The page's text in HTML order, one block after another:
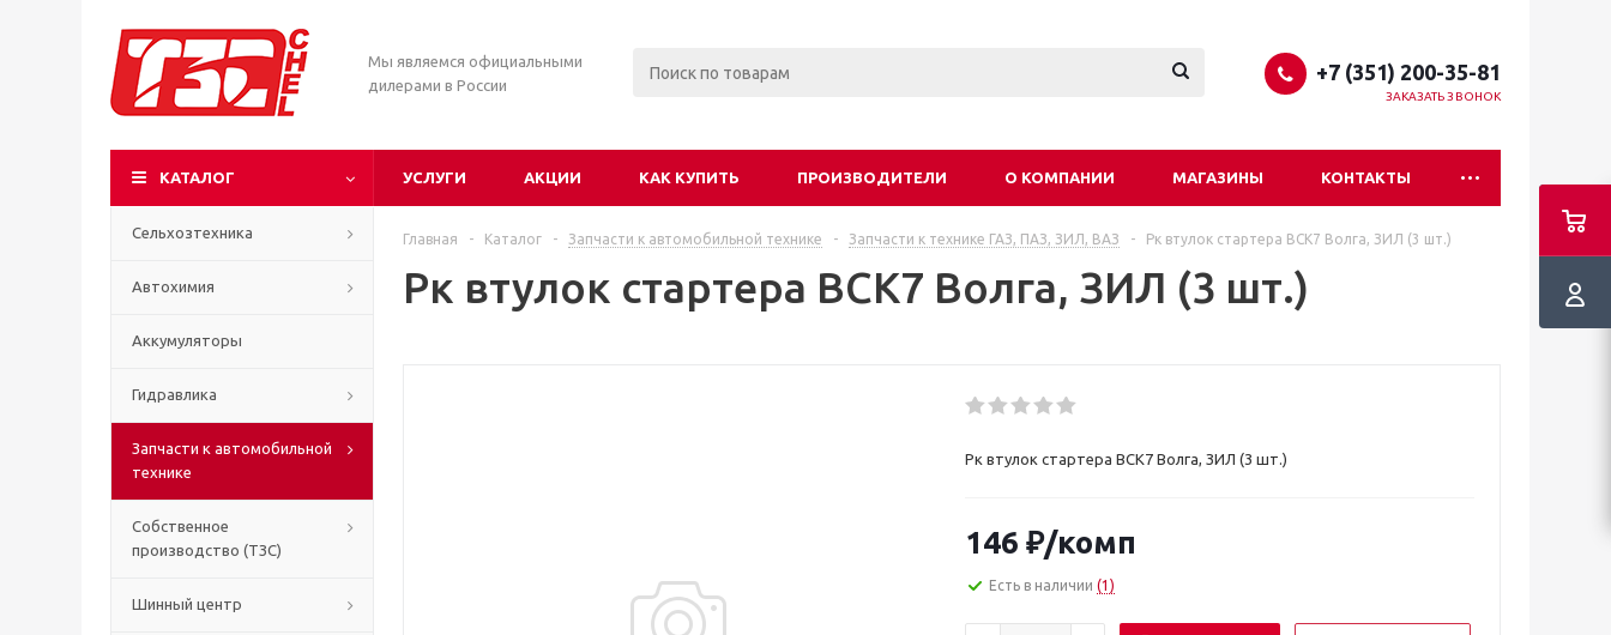
Мы являемся официальными
дилерами в России
+7 (351) 200-35-81
ЗАКАЗАТЬ ЗВОНОК
КАТАЛОГ УСЛУГИ АКЦИИ КАК КУПИТЬ ПРОИЗВОДИТЕЛИ О КОМПАНИИ МАГАЗИНЫ КОНТАКТЫ
Сельхозтехника
Автохимия
Аккумуляторы
Гидравлика
Запчасти к автомобильной
технике
Собственное
производство (ТЗС)
Шинный центр
Главная - Каталог - Запчасти к автомобильной технике - Запчасти к технике ГАЗ, ПАЗ, ЗИЛ, ВАЗ - Рк втулок стартера ВСК7 Волга, ЗИЛ (3 шт.)
Рк втулок стартера ВСК7 Волга, ЗИЛ (3 шт.)
Рк втулок стартера ВСК7 Волга, ЗИЛ (3 шт.)
146 ₽/комп
Есть в наличии (1)